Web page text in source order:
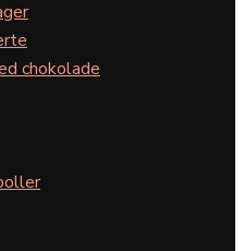
chokolade